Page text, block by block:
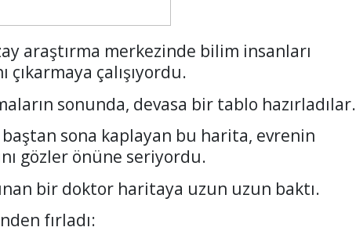
araştırma merkezinde bilim insanları
çıkarmaya çalışıyordu.
sonunda, devasa bir tablo hazırladılar.
baştan sona kaplayan bu harita, evrenin
gözler önüne seriyordu.
bir doktor haritaya uzun uzun baktı.
fırladı: